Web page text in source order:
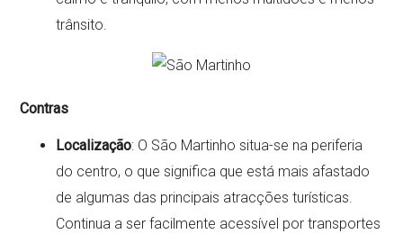
trânsito.
Contras
Localização: O São Martinho situa-se na periferia
do centro, o que significa que está mais afastado
de algumas das principais atracções turísticas.
Continua a ser facilmente acessível por transportes